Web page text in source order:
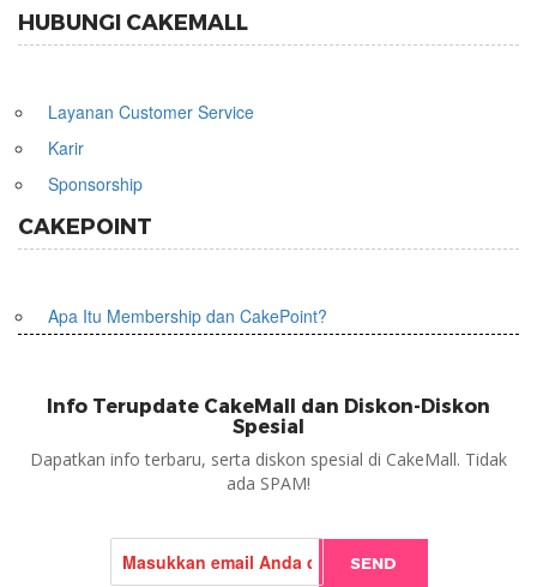
HUBUNGI CAKEMALL
Layanan Customer Service
Karir
Sponsorship
CAKEPOINT
Apa Itu Membership dan CakePoint?
Info Terupdate CakeMall dan Diskon-Diskon
Spesial
Dapatkan info terbaru, serta diskon spesial di CakeMall. Tidak
ada SPAM!
SEND